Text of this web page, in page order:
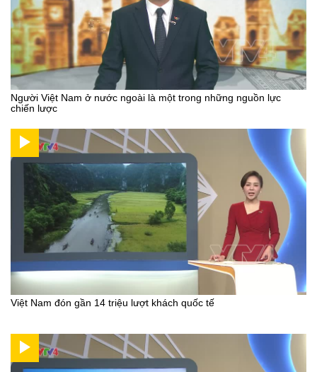
Người Việt Nam ở nước ngoài là một trong những nguồn lực
chiến lược
Việt Nam đón gần 14 triệu lượt khách quốc tế